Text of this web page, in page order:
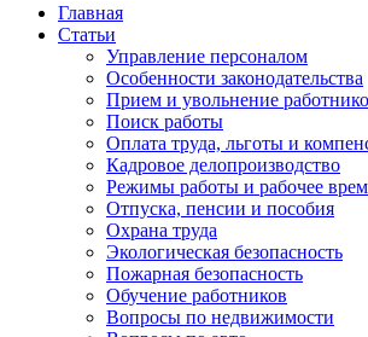
Главная
Статьи
Управление персоналом
Особенности законодательства
Прием и увольнение
Поиск работы
Оплата труда, льготы и
Кадровое делопроизводство
Режимы работы и рабочее
Отпуска, пенсии и пособия
Охрана труда
Экологическая безопасность
Пожарная безопасность
Обучение работников
Вопросы по недвижимости